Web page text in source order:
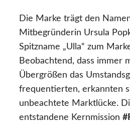
Die Marke trägt den
Mitbegründerin Ursula
Spitzname „Ulla“ zum
Beobachtend, dass immer
Übergrößen das
frequentierten, erkannten
unbeachtete Marktlücke.
entstandene Kernmission